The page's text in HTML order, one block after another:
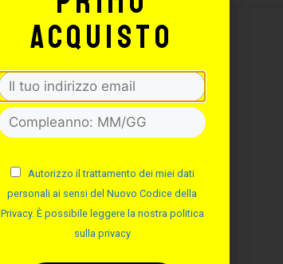
-50%
acquisto
Autorizzo il trattamento dei miei dati
personali ai sensi del Nuovo Codice della
Privacy. È possibile leggere la nostra politica
sulla privacy